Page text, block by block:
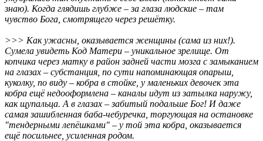
знаю). Когда глядишь глубже – за глаза людские – там
чувство Бога, смотрящего через решётку.
>>> Как ужасны, оказывается женщины (сама из них!).
Сумела увидеть Код Матери – уникальное зрелище. От
копчика через матку в район задней части мозга с замыканием
на глазах – субстанция, по сути напоминающая опарыш,
куколку, по виду – кобра в стойке, у маленьких девочек эта
кобра ещё недооформлена – каналы идут из затылка наружу,
как щупальца. А в глазах – забитый подальше Бог! И даже
самая зашибленная баба-чебуречка, торгующая на остановке
"тендерными лепёшками" – у той эта кобра, оказывается
ещё посильнее, усиленная родом.